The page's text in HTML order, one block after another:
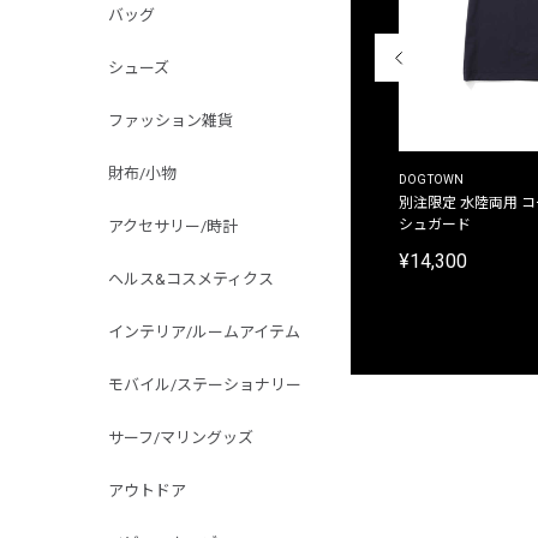
バッグ
シューズ
ファッション雑貨
財布/小物
アクセサリー/時計
ヘルス&コスメティクス
インテリア/ルームアイテム
モバイル/ステーショナリー
サーフ/マリングッズ
アウトドア
THE DUFFER OF ST.GEORGE
プリントTシャツ
DOGTOWN
別注限定 水陸両用
シュガード
¥14,300